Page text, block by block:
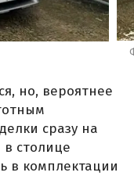
но, вероятнее
сразу на
в столице
в комплектации